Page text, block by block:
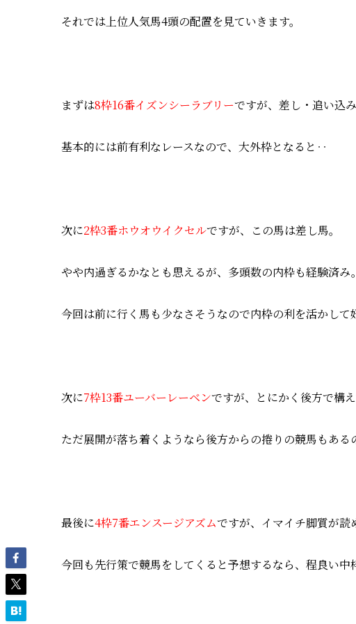
それでは上位人気馬4頭の配置を見ていきます。
まずは8枠16番イズンシーラブリーですが、差し・追い込み
基本的には前有利なレースなので、大外枠となると‥
次に2枠3番ホウオウイクセルですが、この馬は差し馬。
やや内過ぎるかなとも思えるが、多頭数の内枠も経験済み。
今回は前に行く馬も少なさそうなので内枠の利を活かし
次に7枠13番ユーバーレーベンですが、とにかく後方で構
ただ展開が落ち着くようなら後方からの捲りの競馬もある
最後に4枠7番エンスージアズムですが、イマイチ脚質が読
今回も先行策で競馬をしてくると予想するなら、程良い中